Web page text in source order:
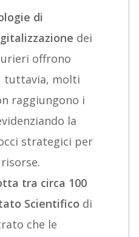
di
dei
offrono
tuttavia, molti
raggiungono i
la
strategici per
tra circa 100
Scientifico di
che le